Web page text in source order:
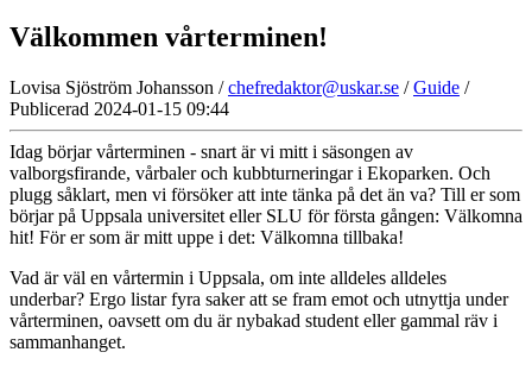
Välkommen vårterminen!
Lovisa Sjöström Johansson /chefredaktor@uskar.se /Guide /
Publicerad 2024-01-15 09:44
Idag börjar vårterminen - snart är vi mitt i säsongen av
valborgsfirande, vårbaler och kubbturneringar i Ekoparken. Och
plugg såklart, men vi försöker att inte tänka på det än va? Till er som
börjar på Uppsala universitet eller SLU för första gången: Välkomna
hit! För er som är mitt uppe i det: Välkomna tillbaka!
Vad är väl en vårtermin i Uppsala, om inte alldeles alldeles
underbar? Ergo listar fyra saker att se fram emot och utnyttja under
vårterminen, oavsett om du är nybakad student eller gammal räv i
sammanhanget.